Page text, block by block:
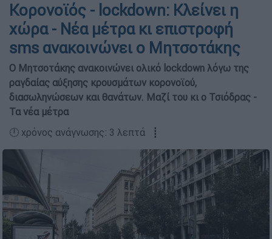
Κορονοϊός - lockdown: Κλείνει η
χώρα - Νέα μέτρα κι επιστροφή
sms ανακοινώνει ο Μητσοτάκης
Ο Μητσοτάκης ανακοινώνει ολικό lockdown λόγω της
ραγδαίας αύξησης κρουσμάτων κορονοϊού,
διασωληνώσεων και θανάτων. Μαζί του κι ο Τσιόδρας -
Τα νέα μέτρα
🕛 χρόνος ανάγνωσης: 3 λεπτά ┋